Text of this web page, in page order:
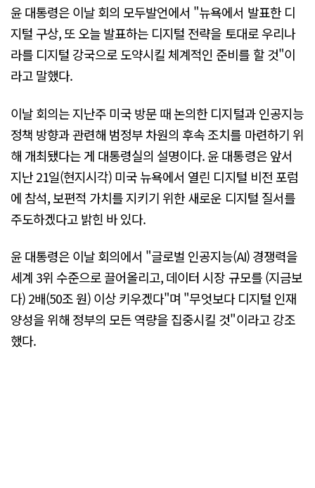
윤 대통령은 이날 회의 모두발언에서 "뉴욕에서 발표한 디
지털 구상, 또 오늘 발표하는 디지털 전략을 토대로 우리나
라를 디지털 강국으로 도약시킬 체계적인 준비를 할 것"이
라고 말했다.
이날 회의는 지난주 미국 방문 때 논의한 디지털과 인공지능
정책 방향과 관련해 범정부 차원의 후속 조치를 마련하기 위
해 개최됐다는 게 대통령실의 설명이다. 윤 대통령은 앞서
지난 21일(현지시각) 미국 뉴욕에서 열린 디지털 비전 포럼
에 참석, 보편적 가치를 지키기 위한 새로운 디지털 질서를
주도하겠다고 밝힌 바 있다.
윤 대통령은 이날 회의에서 "글로벌 인공지능(AI) 경쟁력을
세계 3위 수준으로 끌어올리고, 데이터 시장 규모를 (지금보
다) 2배(50조 원) 이상 키우겠다"며 "무엇보다 디지털 인재
양성을 위해 정부의 모든 역량을 집중시킬 것"이라고 강조
했다.